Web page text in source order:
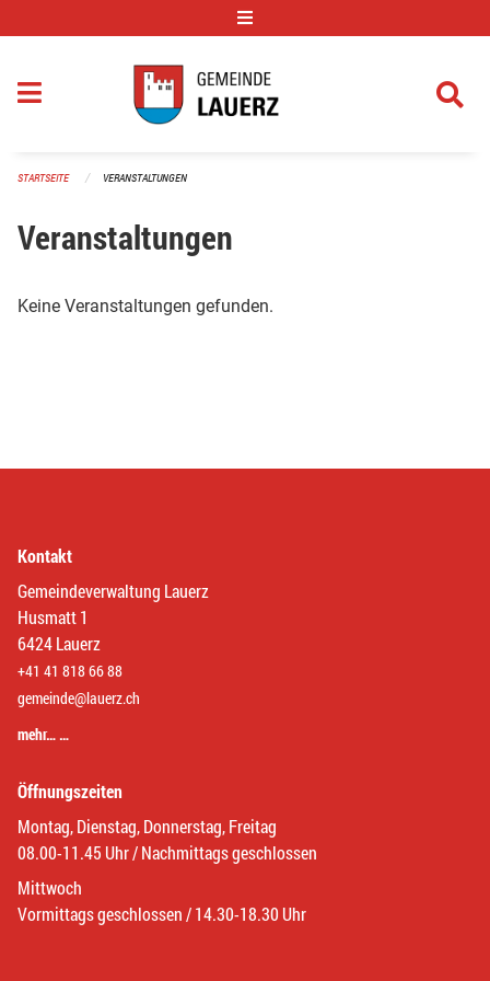
STARTSEITE VERANSTALTUNGEN
Veranstaltungen
Keine Veranstaltungen gefunden.
Kontakt
Gemeindeverwaltung Lauerz
Husmatt 1
6424 Lauerz
+41 41 818 66 88
gemeinde@lauerz.ch
mehr… …
Öffnungszeiten
Montag, Dienstag, Donnerstag, Freitag
08.00-11.45 Uhr / Nachmittags geschlossen
Mittwoch
Vormittags geschlossen / 14.30-18.30 Uhr